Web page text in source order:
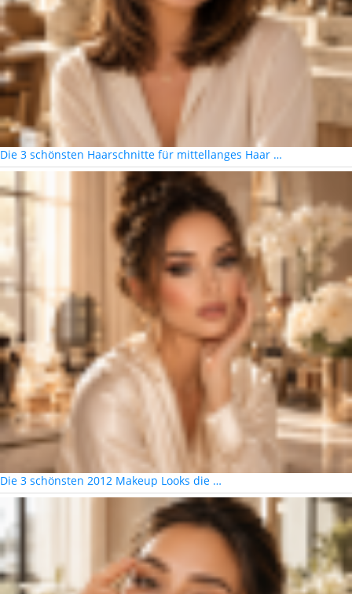
Die 3 schönsten Haarschnitte für mittellanges Haar …
Die 3 schönsten 2012 Makeup Looks die …